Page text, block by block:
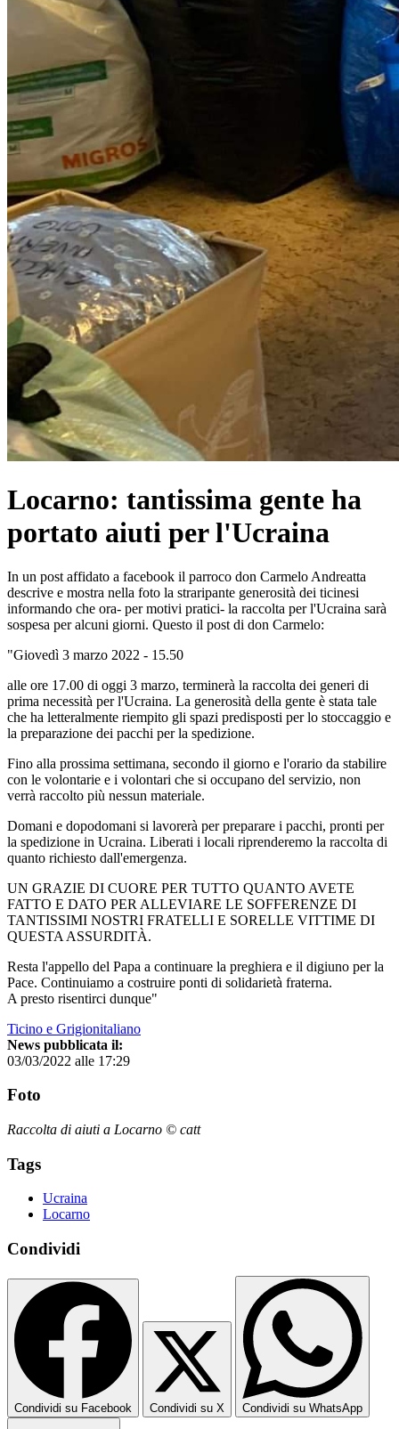
Locarno: tantissima gente ha
portato aiuti per l'Ucraina
In un post affidato a facebook il parroco don Carmelo Andreatta
descrive e mostra nella foto la straripante generosità dei ticinesi
informando che ora- per motivi pratici- la raccolta per l'Ucraina sarà
sospesa per alcuni giorni. Questo il post di don Carmelo:
"Giovedì 3 marzo 2022 - 15.50
alle ore 17.00 di oggi 3 marzo, terminerà la raccolta dei generi di
prima necessità per l'Ucraina. La generosità della gente è stata tale
che ha letteralmente riempito gli spazi predisposti per lo stoccaggio e
la preparazione dei pacchi per la spedizione.
Fino alla prossima settimana, secondo il giorno e l'orario da stabilire
con le volontarie e i volontari che si occupano del servizio, non
verrà raccolto più nessun materiale.
Domani e dopodomani si lavorerà per preparare i pacchi, pronti per
la spedizione in Ucraina. Liberati i locali riprenderemo la raccolta di
quanto richiesto dall'emergenza.
UN GRAZIE DI CUORE PER TUTTO QUANTO AVETE
FATTO E DATO PER ALLEVIARE LE SOFFERENZE DI
TANTISSIMI NOSTRI FRATELLI E SORELLE VITTIME DI
QUESTA ASSURDITÀ.
Resta l'appello del Papa a continuare la preghiera e il digiuno per la
Pace. Continuiamo a costruire ponti di solidarietà fraterna.
A presto risentirci dunque"
Ticino e Grigionitaliano
News pubblicata il:
03/03/2022 alle 17:29
Foto
Raccolta di aiuti a Locarno © catt
Tags
Ucraina
Locarno
Condividi
Condividi su Facebook Condividi su X Condividi su WhatsApp